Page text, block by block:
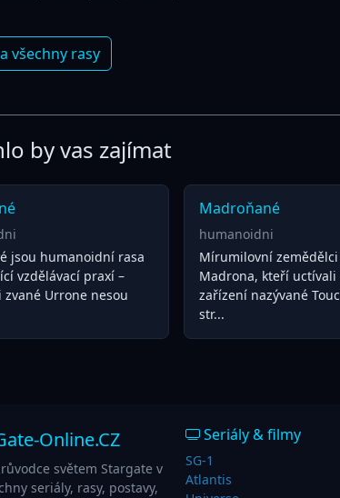
všechny rasy
by vas zajímat
jsou humanoidní rasa
vzdělávací praxí –
Urrone nesou
Madroňané
humanoidni
Mírumilovní
Madrona, kteří uctívali
zařízení nazývané
str...
Online.CZ
světem Stargate v
seriály, rasy, postavy,
Seriály & filmy
SG-1
Atlantis